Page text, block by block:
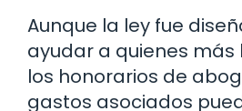
Aunque la ley fue
ayudar a quienes más
los honorarios de
gastos asociados